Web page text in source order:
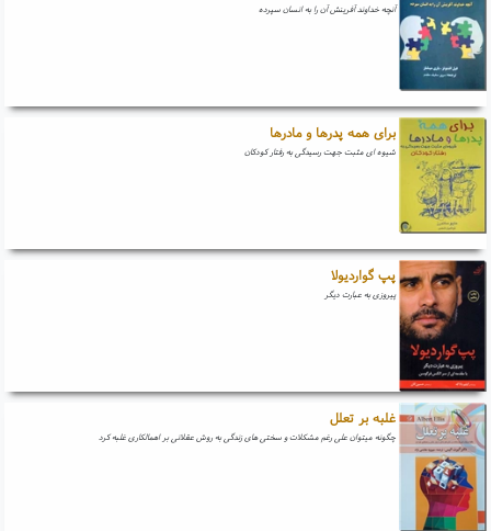
آنچه خداوند آفرینش آن را به انسان سپرده
برای همه پدرها و مادرها
شیوه ای مثبت جهت رسیدگی به رفتار کودکان
پپ گواردیولا
پیروزی به عبارت دیگر
غلبه بر تعلل
چگونه میتوان علی رغم مشکلات و سختی های زندگی به روش عقلانی بر اهمالکاری غلبه کرد